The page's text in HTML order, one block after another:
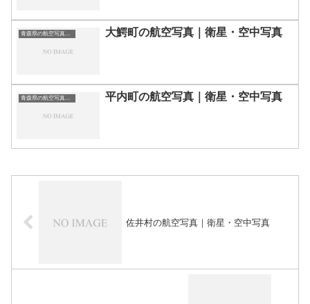
青森県の航空写真・空中写真 大鰐町の航空写真｜衛星・空中写真
青森県の航空写真・空中写真 平内町の航空写真｜衛星・空中写真
佐井村の航空写真｜衛星・空中写真